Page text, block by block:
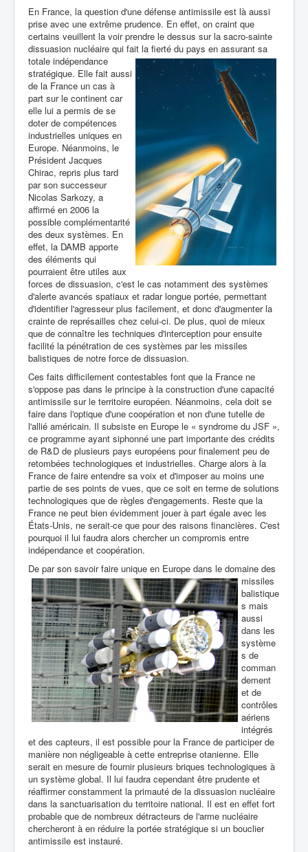
En France, la question d'une défense antimissile est là aussi
prise avec une extrême prudence. En effet, on craint que
certains veuillent la voir prendre le dessus sur la sacro-sainte
dissuasion nucléaire qui fait la fierté du pays en assurant sa
totale indépendance
stratégique. Elle fait aussi
de la France un cas à
part sur le continent car
elle lui a permis de se
doter de compétences
industrielles uniques en
Europe. Néanmoins, le
Président Jacques
Chirac, repris plus tard
par son successeur
Nicolas Sarkozy, a
affirmé en 2006 la
possible complémentarité
des deux systèmes. En
effet, la DAMB apporte
des éléments qui
pourraient être utiles aux
forces de dissuasion, c'est le cas notamment des systèmes
d'alerte avancés spatiaux et radar longue portée, permettant
d'identifier l'agresseur plus facilement, et donc d'augmenter la
crainte de représailles chez celui-ci. De plus, quoi de mieux
que de connaître les techniques d'interception pour ensuite
facilité la pénétration de ces systèmes par les missiles
balistiques de notre force de dissuasion.
Ces faits difficilement contestables font que la France ne
s'oppose pas dans le principe à la construction d'une capacité
antimissile sur le territoire européen. Néanmoins, cela doit se
faire dans l'optique d'une coopération et non d'une tutelle de
l'allié américain. Il subsiste en Europe le « syndrome du JSF »,
ce programme ayant siphonné une part importante des crédits
de R&D de plusieurs pays européens pour finalement peu de
retombées technologiques et industrielles. Charge alors à la
France de faire entendre sa voix et d'imposer au moins une
partie de ses points de vues, que ce soit en terme de solutions
technologiques que de règles d'engagements. Reste que la
France ne peut bien évidemment jouer à part égale avec les
États-Unis, ne serait-ce que pour des raisons financières. C'est
pourquoi il lui faudra alors chercher un compromis entre
indépendance et coopération.
De par son savoir faire unique en Europe dans le domaine des
missiles
balistique
s mais
aussi
dans les
système
s de
comman
dement
et de
contrôles
aériens
intégrés
et des capteurs, il est possible pour la France de participer de
manière non négligeable à cette entreprise otanienne. Elle
serait en mesure de fournir plusieurs briques technologiques à
un système global. Il lui faudra cependant être prudente et
réaffirmer constamment la primauté de la dissuasion nucléaire
dans la sanctuarisation du territoire national. Il est en effet fort
probable que de nombreux détracteurs de l'arme nucléaire
chercheront à en réduire la portée stratégique si un bouclier
antimissile est instauré.